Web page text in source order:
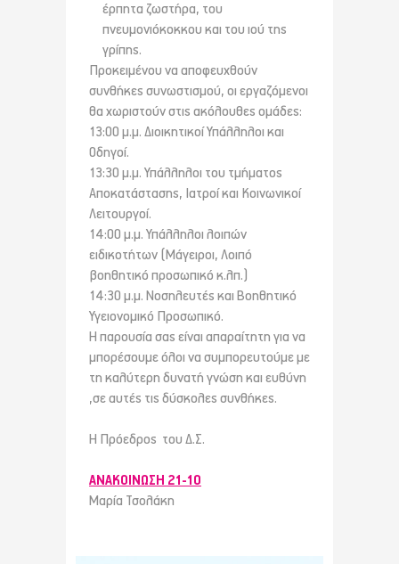
έρπητα ζωστήρα, του
πνευμονιόκοκκου και του ιού της
γρίπης.
Προκειμένου να αποφευχθούν
συνθήκες συνωστισμού, οι εργαζόμενοι
θα χωριστούν στις ακόλουθες ομάδες:
13:00 μ.μ. Διοικητικοί Υπάλληλοι και
Οδηγοί.
13:30 μ.μ. Υπάλληλοι του τμήματος
Αποκατάστασης, Ιατροί και Κοινωνικοί
Λειτουργοί.
14:00 μ.μ. Υπάλληλοι λοιπών
ειδικοτήτων (Μάγειροι, Λοιπό
βοηθητικό προσωπικό κ.λπ.)
14:30 μ.μ. Νοσηλευτές και Βοηθητικό
Υγειονομικό Προσωπικό.
Η παρουσία σας είναι απαραίτητη για να
μπορέσουμε όλοι να συμπορευτούμε με
τη καλύτερη δυνατή γνώση και ευθύνη
,σε αυτές τις δύσκολες συνθήκες.
Η Πρόεδρος του Δ.Σ.
ΑΝΑΚΟΙΝΩΣΗ 21-10
Μαρία Τσολάκη